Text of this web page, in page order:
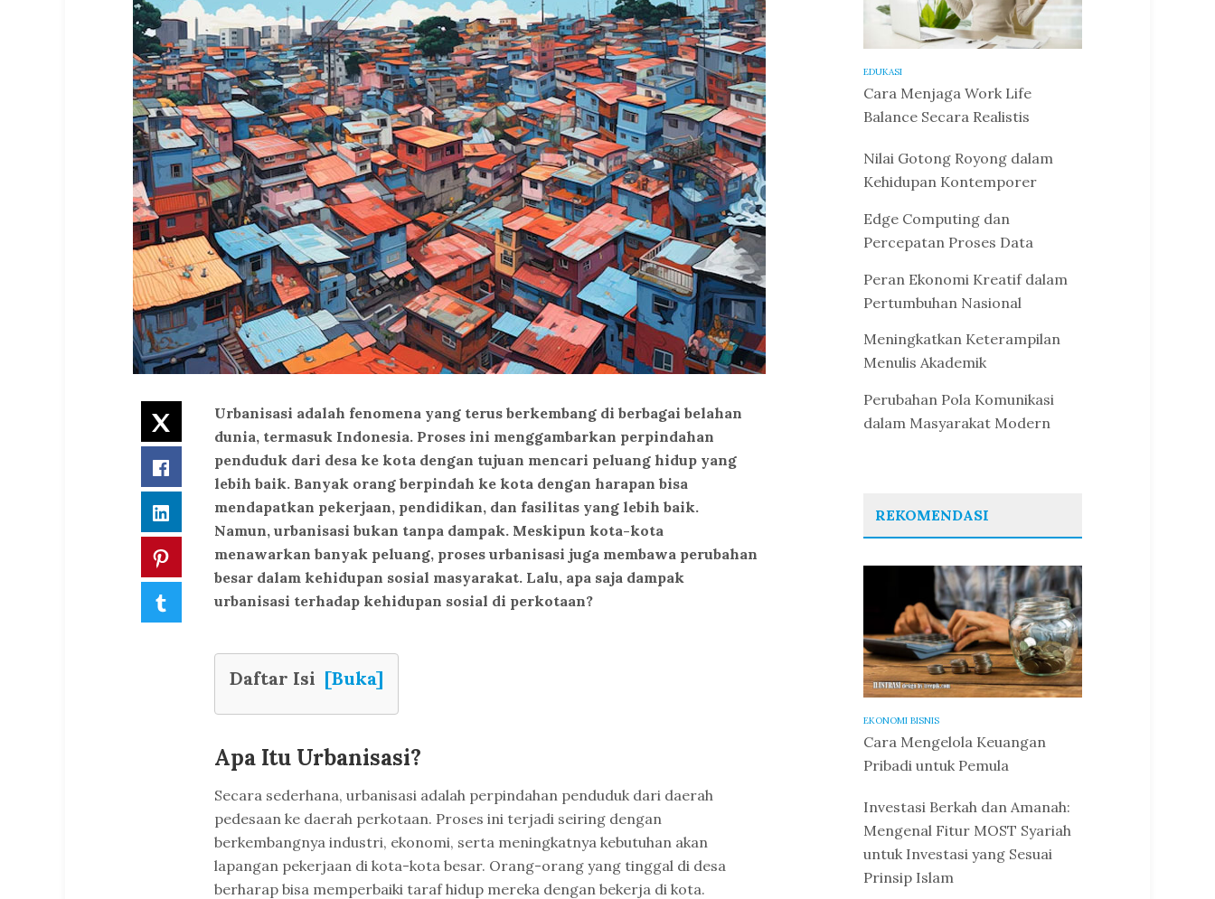
Twitter
Facebook
LinkedIn
Pinterest
Tumblr
Urbanisasi adalah fenomena yang terus berkembang di berbagai belahan
dunia, termasuk Indonesia. Proses ini menggambarkan perpindahan
penduduk dari desa ke kota dengan tujuan mencari peluang hidup yang
lebih baik. Banyak orang berpindah ke kota dengan harapan bisa
mendapatkan pekerjaan, pendidikan, dan fasilitas yang lebih baik.
Namun, urbanisasi bukan tanpa dampak. Meskipun kota-kota
menawarkan banyak peluang, proses urbanisasi juga membawa perubahan
besar dalam kehidupan sosial masyarakat. Lalu, apa saja dampak
urbanisasi terhadap kehidupan sosial di perkotaan?
Daftar Isi [Buka]
Apa Itu Urbanisasi?
Secara sederhana, urbanisasi adalah perpindahan penduduk dari daerah
pedesaan ke daerah perkotaan. Proses ini terjadi seiring dengan
berkembangnya industri, ekonomi, serta meningkatnya kebutuhan akan
lapangan pekerjaan di kota-kota besar. Orang-orang yang tinggal di desa
berharap bisa memperbaiki taraf hidup mereka dengan bekerja di kota.
EDUKASI
Cara Menjaga Work Life
Balance Secara Realistis
Nilai Gotong Royong dalam
Kehidupan Kontemporer
Edge Computing dan
Percepatan Proses Data
Peran Ekonomi Kreatif dalam
Pertumbuhan Nasional
Meningkatkan Keterampilan
Menulis Akademik
Perubahan Pola Komunikasi
dalam Masyarakat Modern
REKOMENDASI
EKONOMI BISNIS
Cara Mengelola Keuangan
Pribadi untuk Pemula
Investasi Berkah dan Amanah:
Mengenal Fitur MOST Syariah
untuk Investasi yang Sesuai
Prinsip Islam